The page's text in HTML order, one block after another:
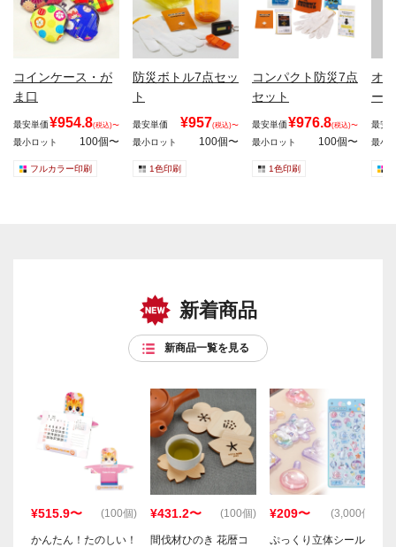
コインケース・が
ま口
最安単価¥954.8(税込)〜
最小ロット 100個〜
フルカラー印刷
防災ボトル7点セッ
ト
最安単価 ¥957(税込)〜
最小ロット 100個〜
1色印刷
コンパクト防災7点
セット
最安単価¥976.8(税込)〜
最小ロット 100個〜
1色印刷
オ
ード
最安
最小
新着商品
新商品一覧を見る
¥515.9〜 (100個)
かんたん！たのしい！
¥431.2〜 (100個)
間伐材ひのき 花暦コ
¥209〜 (3,000個)
ぷっくり立体シール